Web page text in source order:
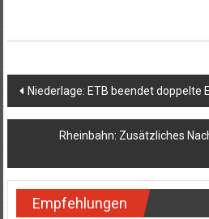
Beitragsnavigation
Niederlage: ETB beendet doppelte
Rheinbahn: Zusätzliches
Empfehlungen